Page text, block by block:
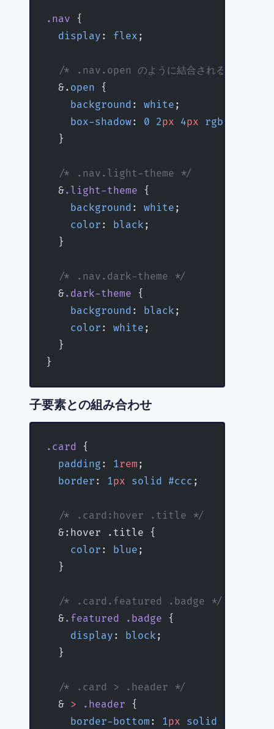
.nav {
  display
: flex ;
  /* .nav.open のように結合される */
  &.
open {
    background
: white ;
    box-shadow
: 0 2px 4px rgba
  }
  /* .nav.light-theme */
  &
.light-theme {
    background
: white ;
    color
: black ;
  }
  /* .nav.dark-theme */
  &
.dark-theme {
    background
: black ;
    color
: white ;
  }
}
子要素との組み合わせ
.card {
  padding
: 1rem ;
  border
: 1px solid #ccc ;
  /* .card:hover .title */
  &:hover .title {
    color
: blue ;
  }
  /* .card.featured .badge */
  &
.featured .badge {
    display
: block ;
  }
  /* .card > .header */
  &
> .header {
    border-bottom
: 1px solid